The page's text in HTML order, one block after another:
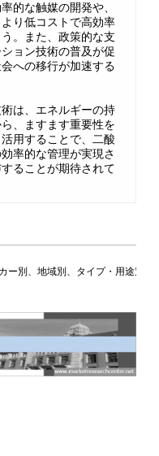
的な触媒の開発や、
り低コストで高効率
。また、政策的な支
ョン技術の普及が促
への移行が加速する
は、エネルギーの持
、ますます重要性を
用することで、二酸
率的な管理が実現さ
ることが期待されて
ー別、地域別、タイプ・用途別